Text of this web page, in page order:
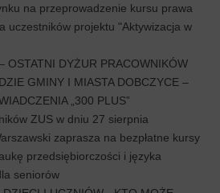
na przeprowadzenie kursu prawa
uczestników projektu "Aktywizacja w
OSTATNI DYŻUR PRACOWNIKÓW
GMINY I MIASTA DOBCZYCE –
„300 PLUS”
ZUS w dniu 27 sierpnia
zaprasza na bezpłatne kursy
przedsiębiorczości i języka
seniorów